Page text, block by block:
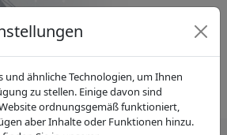
und ähnliche Technologien, um Ihnen
zu stellen. Einige davon sind
ordnungsgemäß funktioniert,
aber Inhalte oder Funktionen hinzu.